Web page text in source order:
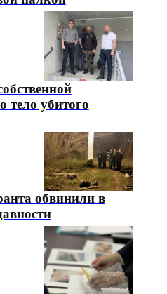
убитого
обвинили в